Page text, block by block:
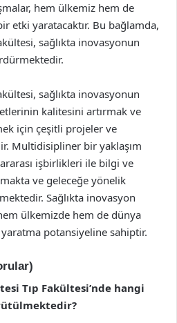
hem ülkemiz hem de
etki yaratacaktır. Bu bağlamda,
sağlıkta inovasyonun
sağlıkta inovasyonun
kalitesini artırmak ve
için çeşitli projeler ve
Multidisipliner bir yaklaşım
işbirlikleri ile bilgi ve
ve geleceğe yönelik
Sağlıkta inovasyon
ülkemizde hem de dünya
potansiyeline sahiptir.
Tıp Fakültesi’nde hangi